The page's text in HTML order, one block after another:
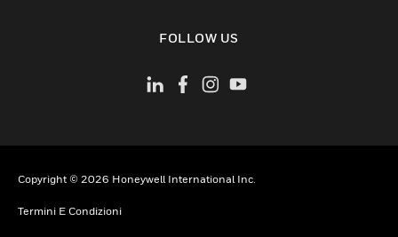
FOLLOW US
Copyright © 2026 Honeywell International Inc.
Termini E Condizioni